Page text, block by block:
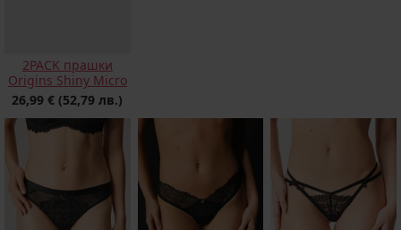
2PACK прашки
Origins Shiny Micro
26,99 € (52,79 лв.)